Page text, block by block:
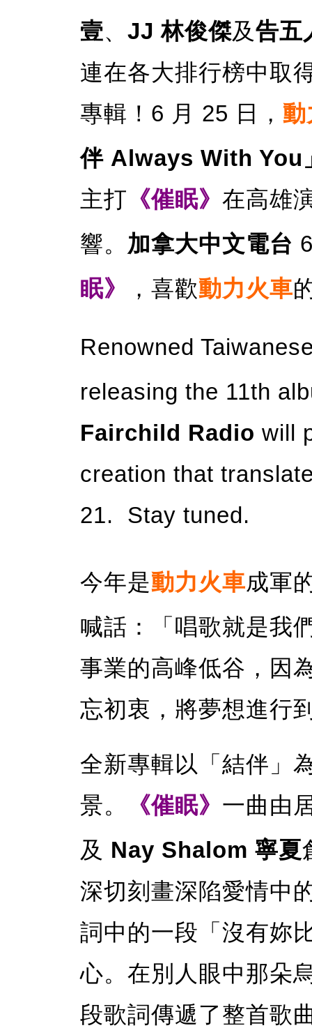
壹、 JJ 林俊傑及告五
連在各大排行榜中取
專輯！6 月 25 日， 動
伴 Always With You
主打 《催眠》 在高雄
響。 加拿大中文電台
眠》
，喜歡動力火車
Renowned
releasing the 11th
Fairchild Radio will
creation that
21. Stay tuned.
今年是動力火車成軍
喊話：「唱歌就是我
事業的高峰低谷，因
忘初衷，將夢想進行
全新專輯以「結伴」
景。
《催眠》 一曲由
及 Nay Shalom 寧夏
深切刻畫深陷愛情中
詞中的一段「沒有妳
心。在別人眼中那朵
段歌詞傳遞了整首歌